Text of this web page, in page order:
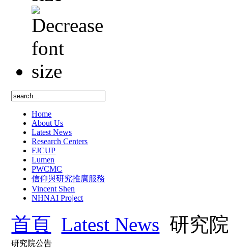
Home
About Us
Latest News
Research Centers
FJCUP
Lumen
PWCMC
信仰與研究推廣服務
Vincent Shen
NHNAI Project
首頁 Latest News 研究
研究院公告